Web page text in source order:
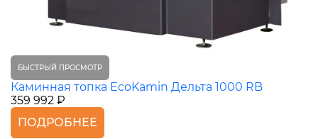
БЫСТРЫЙ ПРОСМОТР
Каминная топка EcoKamin Дельта 1000 RB
359 992 ₽
ПОДРОБНЕЕ